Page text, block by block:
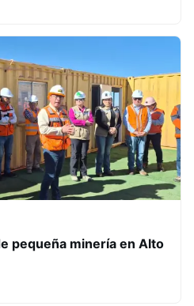
pequeña minería en Alto